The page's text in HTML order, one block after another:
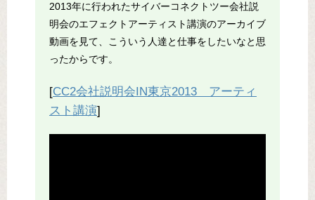
2013年に行われたサイバーコネクトツー会社説
明会のエフェクトアーティスト講演のアーカイブ
動画を見て、こういう人達と仕事をしたいなと思
ったからです。
[CC2会社説明会IN東京2013 アーティ
スト講演]